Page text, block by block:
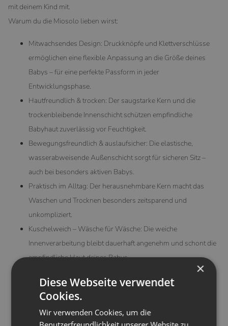
mit deinem Kind mit.
Warum du die Miosolo lieben wirst:
Mitwachsendes Design: Druckknöpfe und Klettverschlüsse
ermöglichen eine flexible Anpassung an die Größe deines
Babys – für eine perfekte Passform in jeder
Entwicklungsphase.
Hautfreundlich & trocken: Der saugstarke Kern und die
trockenbleibende Innenschicht schützen empfindliche
Babyhaut zuverlässig vor Feuchtigkeit.
Bewegungsfreundlich & auslaufsicher: Die elastische,
wasserabweisende Außenschicht sorgt für sicheren Sitz –
auch bei besonders aktiven Babys.
Praktisch im Alltag: Der herausnehmbare Kern macht das
Waschen und Trocknen besonders zeitsparend und
unkompliziert.
Kuschelweich – Wäsche für Wäsche: Die weiche
Innenverarbeitung bleibt dauerhaft angenehm und schont die
empfindliche Haut deines Babys.
Farben und liebevollen Designs – für jeden Geschmack das
passende Modell.
×
Diese Webseite verwendet
Cookies.
Wir verwenden Cookies, um die